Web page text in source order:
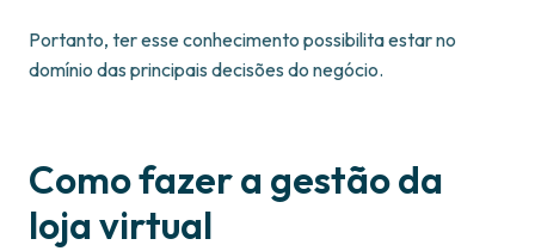
Portanto, ter esse conhecimento possibilita estar no
domínio das principais decisões do negócio.
Como fazer a gestão da
loja virtual